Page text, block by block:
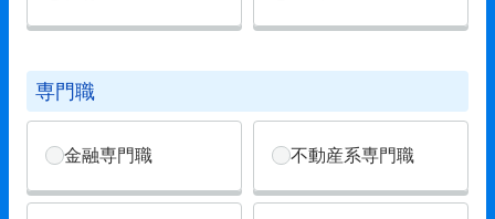
専門職
金融専門職 不動産系専門職